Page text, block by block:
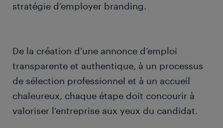
stratégie d’employer branding.
De la création d'une annonce d’emploi
transparente et authentique, à un processus
de sélection professionnel et à un accueil
chaleureux, chaque étape doit concourir à
valoriser l’entreprise aux yeux du candidat.